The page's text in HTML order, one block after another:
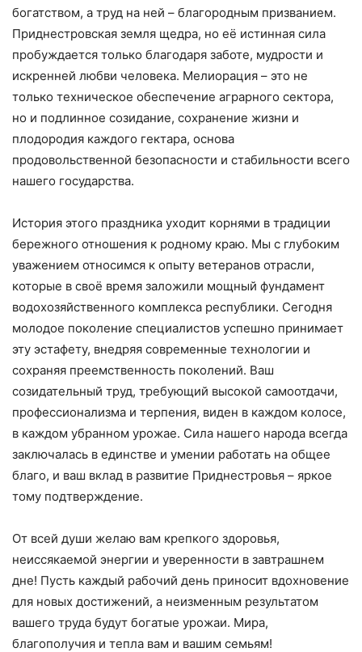
богатством, а труд на ней – благородным призванием.
Приднестровская земля щедра, но её истинная сила
пробуждается только благодаря заботе, мудрости и
искренней любви человека. Мелиорация – это не
только техническое обеспечение аграрного сектора,
но и подлинное созидание, сохранение жизни и
плодородия каждого гектара, основа
продовольственной безопасности и стабильности всего
нашего государства.
История этого праздника уходит корнями в традиции
бережного отношения к родному краю. Мы с глубоким
уважением относимся к опыту ветеранов отрасли,
которые в своё время заложили мощный фундамент
водохозяйственного комплекса республики. Сегодня
молодое поколение специалистов успешно принимает
эту эстафету, внедряя современные технологии и
сохраняя преемственность поколений. Ваш
созидательный труд, требующий высокой самоотдачи,
профессионализма и терпения, виден в каждом колосе,
в каждом убранном урожае. Сила нашего народа всегда
заключалась в единстве и умении работать на общее
благо, и ваш вклад в развитие Приднестровья – яркое
тому подтверждение.
От всей души желаю вам крепкого здоровья,
неиссякаемой энергии и уверенности в завтрашнем
дне! Пусть каждый рабочий день приносит вдохновение
для новых достижений, а неизменным результатом
вашего труда будут богатые урожаи. Мира,
благополучия и тепла вам и вашим семьям!